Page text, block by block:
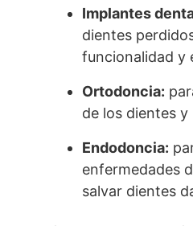
Implantes
dientes
funcionalidad y
Ortodoncia:
de los dientes
Endodoncia:
enfermedades
salvar dientes